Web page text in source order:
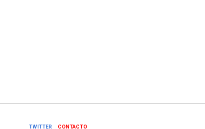
TWITTER CONTACTO